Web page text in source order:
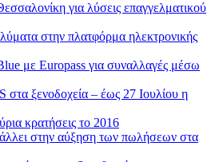
για λύσεις επαγγελματικού
στην πλατφόρμα ηλεκτρονικής
με Europass για συναλλαγές μέσω
στα ξενοδοχεία – έως 27 Ιουλίου η
κρατήσεις το 2016
στην αύξηση των πωλήσεων στα